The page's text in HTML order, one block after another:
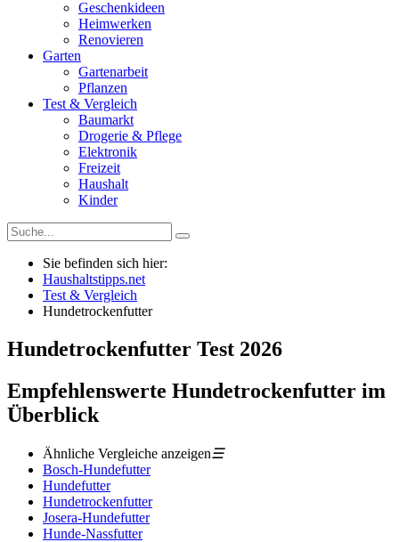
Geschenkideen
Heimwerken
Renovieren
Garten
Gartenarbeit
Pflanzen
Test & Vergleich
Baumarkt
Drogerie & Pflege
Elektronik
Freizeit
Haushalt
Kinder
Sie befinden sich hier:
Haushaltstipps.net
Test & Vergleich
Hundetrockenfutter
Hundetrockenfutter Test 2026
Empfehlenswerte Hundetrockenfutter im
Überblick
Ähnliche Vergleiche anzeigen☰
Bosch-Hundefutter
Hundefutter
Hundetrockenfutter
Josera-Hundefutter
Hunde-Nassfutter